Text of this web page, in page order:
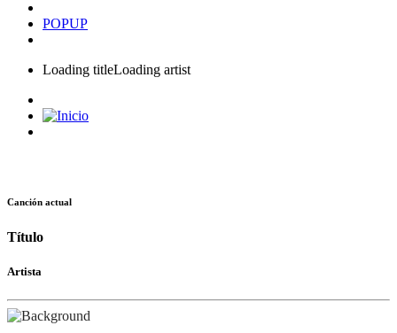
POPUP
Loading titleLoading artist
Canción actual
Título
Artista